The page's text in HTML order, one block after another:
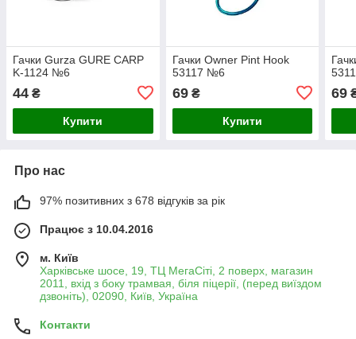
Гачки Gurza GURE CARP
K-1124 №6
44 ₴
Купити
Гачки Owner Pint Hook
53117 №6
69₴
Купити
69
Про нас
97% позитивних з 678 відгуків за рік
Працює з 10.04.2016
м. Київ
Харківське шосе, 19, ТЦ МегаСіті, 2 поверх, магазин
2011, вхід з боку трамвая, біля піцерії, (перед виїздом
дзвоніть), 02090, Київ, Україна
Контакти